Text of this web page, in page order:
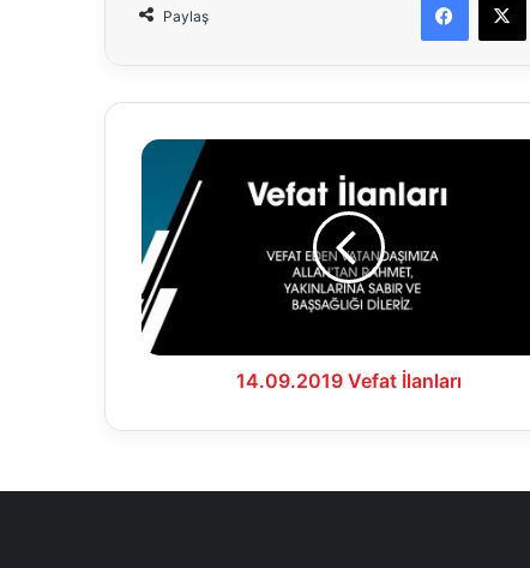
Paylaş
14.09.2019
İlanları
14.09.2019 Vefat İlanları